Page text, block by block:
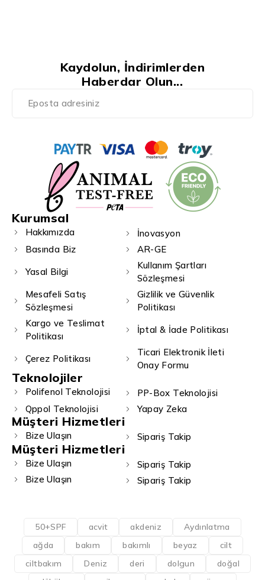
Kurumsal
Hakkımızda
İnovasyon
Basında Biz
AR-GE
Yasal Bilgi
Kullanım Şartları
Sözleşmesi
Mesafeli Satış
Sözleşmesi
Gizlilik ve Güvenlik
Politikası
Kargo ve Teslimat
Politikası
İptal & İade Politikası
Çerez Politikası
Ticari Elektronik İleti
Onay Formu
Teknolojiler
Polifenol Teknolojisi
PP-Box Teknolojisi
Qppol Teknolojisi
Yapay Zeka
Müşteri Hizmetleri
Bize Ulaşın Sipariş Takip
Müşteri Hizmetleri
Bize Ulaşın
Sipariş Takip
Bize Ulaşın
Sipariş Takip
Kaydolun, İndirimlerden
Haberdar Olun...
50+SPF acvit akdeniz
Aydınlatma
ağda
bakım bakımlı beyaz
cilt
ciltbakım
Deniz deri dolgun
doğal